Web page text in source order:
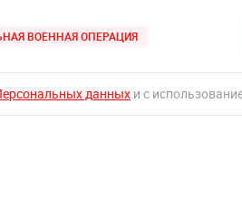
ВОЕННАЯ ОПЕРАЦИЯ
данных и с